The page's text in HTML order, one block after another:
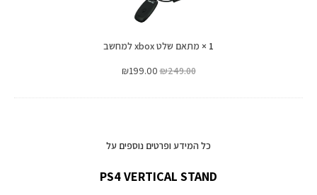
למחשב
1
× מתאם שלט xbox למחשב
₪249.00
₪199.00
כל המידע ופרטים נוספים על
PS4 VERTICAL STAND